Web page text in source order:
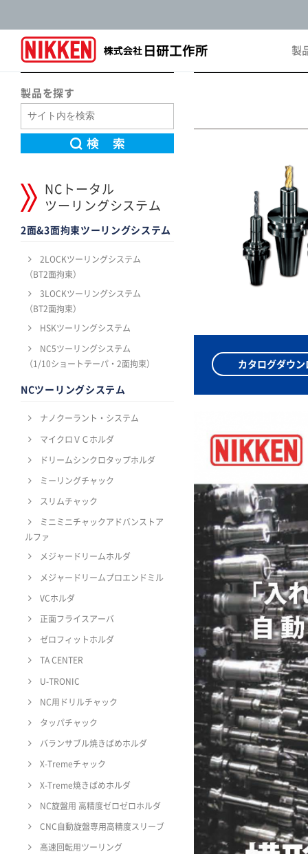
製
製品を探す
NCトータル
ツーリングシステム
2面&3面拘束ツーリングシステム
2LOCKツーリングシステム
（BT2面拘束）
3LOCKツーリングシステム
（BT2面拘束）
HSKツーリングシステム
NC5ツーリングシステム
（1/10ショートテーパ・2面拘束）
NCツーリングシステム
ナノクーラント・システム
マイクロＶＣホルダ
ドリームシンクロタップホルダ
ミーリングチャック
スリムチャック
ミニミニチャックアドバンストア
ルファ
メジャードリームホルダ
メジャードリームプロエンドミル
VCホルダ
正面フライスアーバ
ゼロフィットホルダ
TA CENTER
U-TRONIC
NC用ドリルチャック
タッパチャック
バランサブル焼きばめホルダ
X-Tremeチャック
X-Treme焼きばめホルダ
NC旋盤用 高精度ゼロゼロホルダ
CNC自動旋盤専用高精度スリーブ
高速回転用ツーリング
カタログダウン